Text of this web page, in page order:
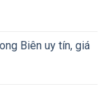
Biên uy tín, giá